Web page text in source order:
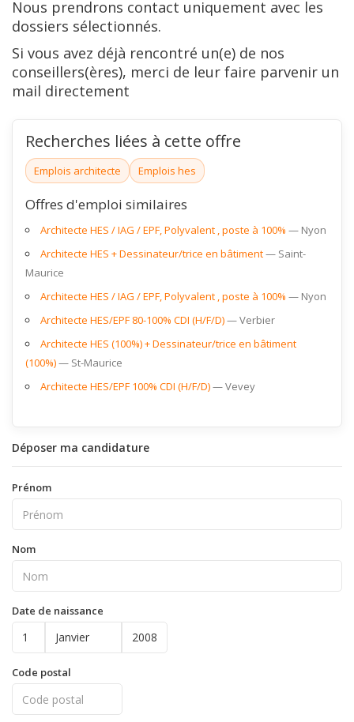
Nous prendrons contact uniquement avec les
dossiers sélectionnés.
Si vous avez déjà rencontré un(e) de nos
conseillers(ères), merci de leur faire parvenir un
mail directement
Recherches liées à cette offre
Emplois architecte Emplois hes
Offres d'emploi similaires
Architecte HES / IAG / EPF, Polyvalent , poste à 100%
Nyon
Architecte HES + Dessinateur/trice en bâtiment
Saint-
Maurice
Architecte HES / IAG / EPF, Polyvalent , poste à 100%
Nyon
Architecte HES/EPF 80-100% CDI (H/F/D)
Verbier
Architecte HES (100%) + Dessinateur/trice en bâtiment
(100%)
St-Maurice
Architecte HES/EPF 100% CDI (H/F/D)
Vevey
Déposer ma candidature
Prénom
Nom
Date de naissance
Code postal